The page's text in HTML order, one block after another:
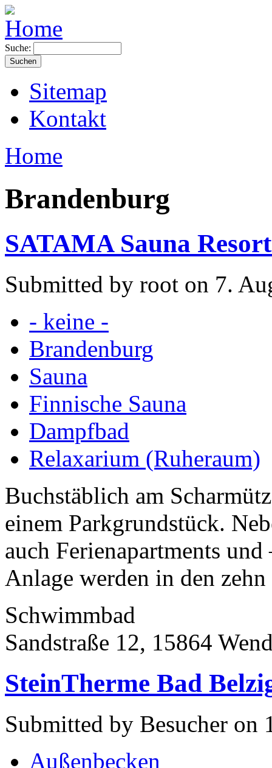
Suche:
Sitemap
Kontakt
Home
Brandenburg
SATAMA Sauna
Submitted by root on 7.
- keine -
Brandenburg
Sauna
Finnische Sauna
Dampfbad
Relaxarium (Ruheraum)
Buchstäblich am
einem Parkgrundstück.
auch Ferienapartments
Anlage werden in den zehn
Schwimmbad
Sandstraße 12, 15864
SteinTherme Bad
Submitted by Besucher on
Außenbecken